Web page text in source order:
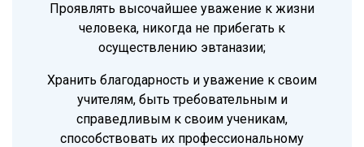
Проявлять высочайшее уважение к жизни
человека, никогда не прибегать к
осуществлению эвтаназии;
Хранить благодарность и уважение к своим
учителям, быть требовательным и
справедливым к своим ученикам,
способствовать их профессиональному